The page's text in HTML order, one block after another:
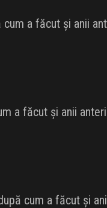
a făcut și anii
a făcut și anii
cum a făcut și